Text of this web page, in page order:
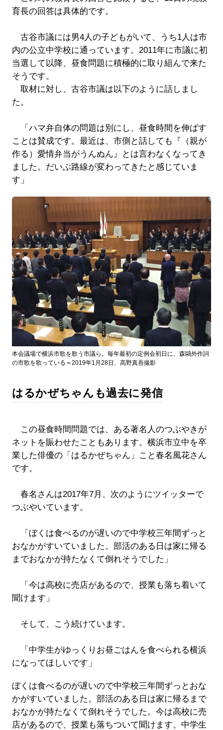
育長の回答は具体的です。
古谷市議には男4人の子どもがいて、うち1人は市
内の公立中学校に通っています。2011年に市議に初
当選して以降、昼食問題に積極的に取り組んで来た
そうです。
取材に対し、古谷市議は以下のように話しまし
た。
「ハマ弁自体の問題は別にし、昼食時間を伸ばす
ことは賛成です。最近は、市側と話しても『（親が
作る）愛情弁当がうんぬん』とは言わなくなってき
ました。だいぶ路線が変わってきたと感じていま
す」
本会議場で横浜市歌を歌う市議ら。毎年最初の定例会初日に、森鷗外作詞
の市歌を歌っている＝2019年1月28日、高野真吾撮影
はるかぜちゃんも過去に発信
この昼食時間問題では、ある著名人のつぶやきが
ネットを賑わせたこともあります。横浜市立中を卒
業した俳優の「はるかぜちゃん」こと春名風花さん
です。
春名さんは2017年7月、次のようにツイッターで
つぶやいています。
「ぼくは食べるのが遅いので中学校三年間ずっと
おなかがすいていました。部活のある日は家に帰る
までおなかが持たなくて倒れそうでした」
「今は高校に売店があるので、授業も落ち着いて
聞けます」
そして、こう続けています。
「中学生がゆっくりお昼ごはんを食べられる横浜
になってほしいです」
ぼくは食べるのが遅いので中学校三年間ずっとおな
かがすいていました。部活のある日は家に帰るまで
おなかが持たなくて倒れそうでした。今は高校に売
店があるので、授業も落ちついて聞けます。中学生